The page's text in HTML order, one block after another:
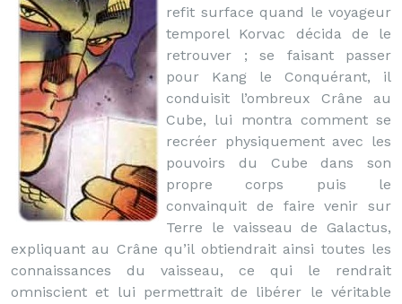
refit surface quand le voyageur
temporel Korvac décida de le
retrouver ; se faisant passer
pour Kang le Conquérant, il
conduisit l’ombreux Crâne au
Cube, lui montra comment se
recréer physiquement avec les
pouvoirs du Cube dans son
propre corps puis le
convainquit de faire venir sur
Terre le vaisseau de Galactus,
expliquant au Crâne qu’il obtiendrait ainsi toutes les
connaissances du vaisseau, ce qui le rendrait
omniscient et lui permettrait de libérer le véritable